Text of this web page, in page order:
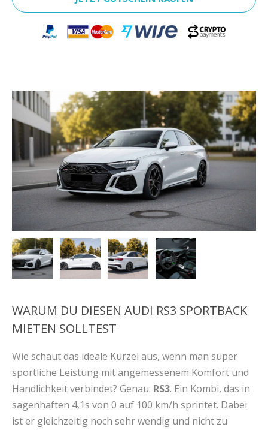
WARUM DU DIESEN AUDI RS3 SPORTBACK
MIETEN SOLLTEST
Wie schaut das ideale Kürzel aus, wenn man super
sportliche Leistung mit angemessenem Komfort und
Handlichkeit verbindet? Genau: RS3. Ein Kombi, das in
sagenhaften 4,1s von 0 auf 100 km/h sprintet. Dabei
ist er gleichzeitig noch sehr wendig und nicht zu